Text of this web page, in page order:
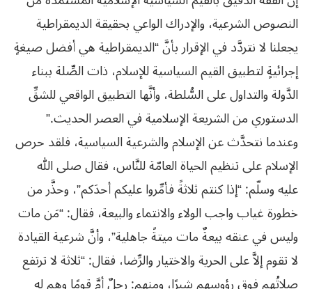
النصوص الشرعية، والإدراك الواعي بحقيقة الديمقراطية
يجعلنا لا نتردَّد في الإقرار بأنَّ “الديمقراطية هي أفضل صيغةٍ
إجرائيةٍ لتطبيق القيم السياسية للإسلام، ذات الصِّلة ببناء
الدَّولة والتداول على السُّلطة، وأنَّها التطبيق الواقعي للشقِّ
الدستوري من الشريعة الإسلامية في العصر الحديث.”
وعندما نتحدَّث عن الإسلام والشرعية السياسية، فلقد حرص
الإسلام على تنظيم الحياة العامّة للنَّاس، فقال صلى الله
عليه وسلّم: “إذا كنتم ثلاثةً فأمِّروا عليكم أحدَكم”، وحذَّر من
خطورة غياب واجب الولاء والانتماء والبيعة، فقال: “مَن مات
وليس في عنقه بيعةٌ مات ميتةً جاهلية”، وأنَّ شرعية القيادة
لا تقوم إلاَّ على الحرية والاختيار والرِّضا، فقال: “ثلاثة لا ترتفع